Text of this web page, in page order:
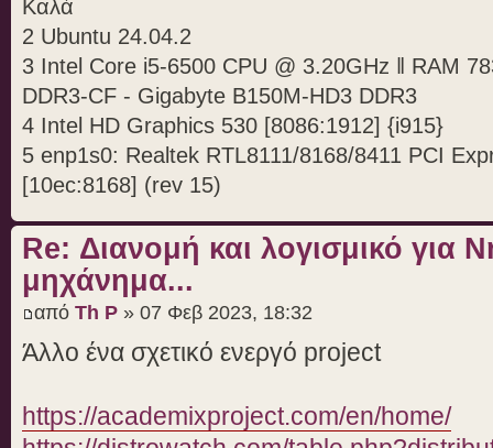
Καλά
2 Ubuntu 24.04.2
3 Intel Core i5-6500 CPU @ 3.20GHz ‖ RAM
DDR3-CF - Gigabyte B150M-HD3 DDR3
4 Intel HD Graphics 530 [8086:1912] {i915}
5 enp1s0: Realtek RTL8111/8168/8411 PCI
[10ec:8168] (rev 15)
Re: Διανομή και λογισμικό για
μηχάνημα...
από Th P » 07 Φεβ 2023, 18:32
Άλλο ένα σχετικό ενεργό project
https://academixproject.com/en/home/